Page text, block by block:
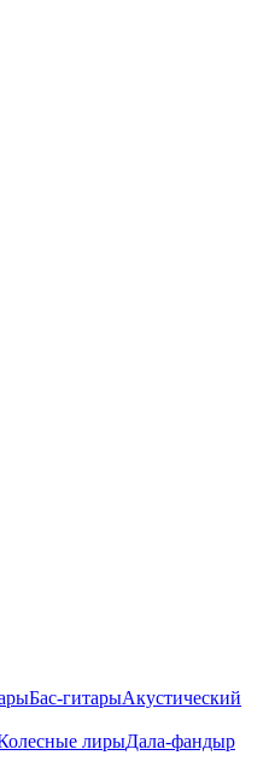
Бас-гитарыАкустический
лирыДала-фандыр